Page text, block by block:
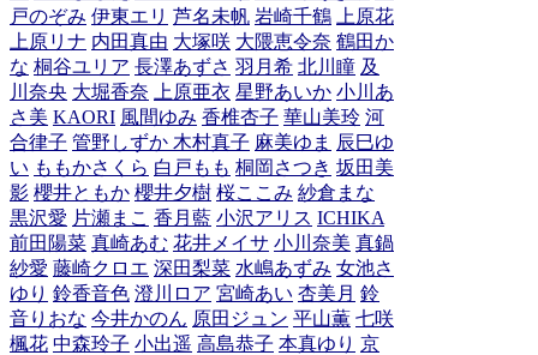
戸のぞみ 伊東エリ 芦名未帆 岩崎千鶴
上原花
上原リナ 内田真由 大塚咲 大隈恵令奈 鶴田か
な 桐谷ユリア 長澤あずさ 羽月希 北川瞳 及
川奈央 大堀香奈 上原亜衣 星野あいか 小川あ
さ美 KAORI 風間ゆみ 香椎杏子 華山美玲 河
合律子 管野しずか 木村真子 麻美ゆま 辰巳ゆ
い ももかさくら 白戸もも 桐岡さつき 坂田美
影 櫻井ともか 櫻井夕樹 桜ここみ 紗倉まな
黒沢愛 片瀬まこ 香月藍 小沢アリス ICHIKA
前田陽菜 真崎あむ 花井メイサ 小川奈美 真鍋
紗愛 藤崎クロエ 深田梨菜 水嶋あずみ 女池さ
ゆり 鈴香音色 澄川ロア 宮崎あい 杏美月 鈴
音りおな 今井かのん 原田ジュン 平山薫 七咲
楓花 中森玲子 小出遥 高島恭子 本真ゆり 京